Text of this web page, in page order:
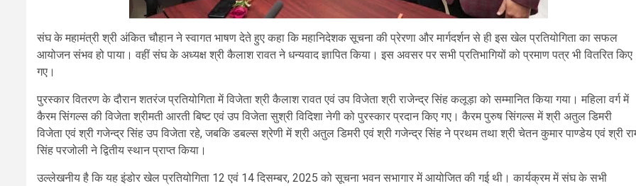
संघ के महामंत्री श्री अंकित चौहान ने स्वागत भाषण देते हुए कहा कि महानिदेशक सूचना की प्रेरणा और मार्गदर्शन से ही इस खेल प्रतियोगिता का सफल
आयोजन संभव हो पाया। वहीं संघ के अध्यक्ष श्री कैलाश रावत ने धन्यवाद ज्ञापित किया। इस अवसर पर सभी प्रतिभागियों को प्रमाण पत्र भी वितरित किए
गए।
पुरस्कार वितरण के दौरान शतरंज प्रतियोगिता में विजेता श्री कैलाश रावत एवं उप विजेता श्री राजेन्द्र सिंह कलूड़ा को सम्मानित किया गया। महिला वर्ग में
कैरम सिंगल्स की विजेता श्रीमती आरती बिष्ट एवं उप विजेता सुश्री विदिशा नेगी को पुरस्कार प्रदान किए गए। कैरम पुरुष सिंगल्स में श्री अतुल डिमरी
विजेता एवं श्री गजेन्द्र सिंह उप विजेता रहे, जबकि डबल्स श्रेणी में श्री अतुल डिमरी एवं श्री गजेन्द्र सिंह ने प्रथम तथा श्री चेतन कुमार पाण्डेय एवं श्री
सिंह परजोली ने द्वितीय स्थान प्राप्त किया।
उल्लेखनीय है कि यह इंडोर खेल प्रतियोगिता 12 एवं 14 दिसम्बर, 2025 को सूचना भवन सभागार में आयोजित की गई थी। कार्यक्रम में संघ के सभी